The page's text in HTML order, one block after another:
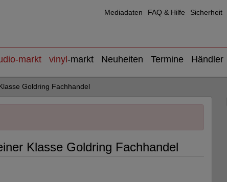
Mediadaten FAQ & Hilfe Sicherheit
-markt vinyl -markt Neuheiten Termine Händler
Goldring Fachhandel
Klasse Goldring Fachhandel